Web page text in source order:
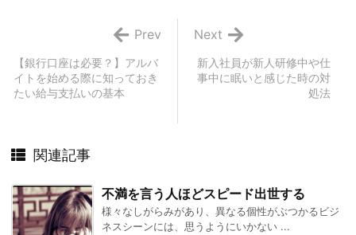
新入社員が新人研修中や仕
事中に眠いと感じた時の対
処法
Next
【銀行口座は必要？】アルバ
イトを始める際に知っておき
たい給与支払いの基本
Prev
関連記事
不満を言う人ほどスピード出世する
様々なしがらみがあり、異なる個性がぶつかるビジ
ネスシーンには、思うようにいかない ...